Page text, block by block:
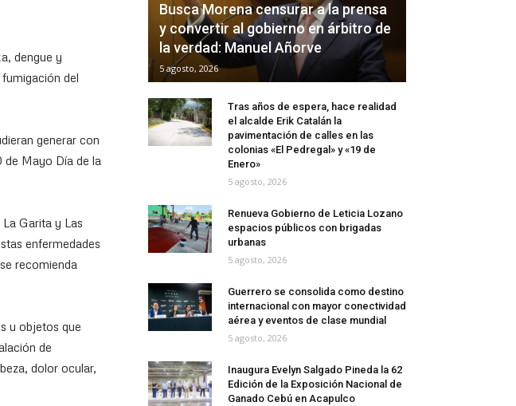
dengue y
del
generar con
de Mayo Día de la
Garita y Las
enfermedades
recomienda
u objetos que
de
dolor ocular,
Busca Morena censurar a la prensa
y convertir al gobierno en árbitro de
la verdad: Manuel Añorve
5 agosto, 2026
Tras años de espera, hace realidad
el alcalde Erik Catalán la
pavimentación de calles en las
colonias «El Pedregal» y «19 de
Enero»
5 agosto, 2026
Renueva Gobierno de Leticia Lozano
espacios públicos con brigadas
urbanas
5 agosto, 2026
Guerrero se consolida como destino
internacional con mayor conectividad
aérea y eventos de clase mundial
5 agosto, 2026
Inaugura Evelyn Salgado Pineda la 62
Edición de la Exposición Nacional de
Ganado Cebú en Acapulco